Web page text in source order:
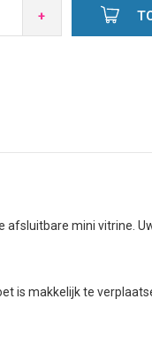
+
mini vitrine.
is makkelijk te